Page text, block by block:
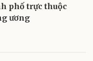
phố trực thuộc
ương